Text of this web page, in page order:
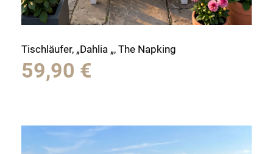
Tischläufer, „Dahlia „, The Napking
59,90 €